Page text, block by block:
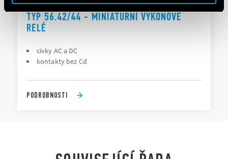
TYP 56.42/44 - MINIATURNÍ VÝKONOVÉ
RELÉ
cívky AC a DC
kontakty bez Cd
PODROBNOSTI